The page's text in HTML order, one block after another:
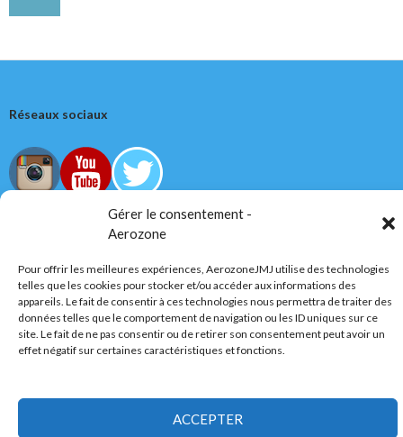
Gérer le consentement -
Aerozone
Pour offrir les meilleures expériences, AerozoneJMJ utilise des technologies
telles que les cookies pour stocker et/ou accéder aux informations des
appareils. Le fait de consentir à ces technologies nous permettra de traiter des
données telles que le comportement de navigation ou les ID uniques sur ce
site. Le fait de ne pas consentir ou de retirer son consentement peut avoir un
effet négatif sur certaines caractéristiques et fonctions.
ACCEPTER
Réseaux sociaux
AerozoneJMJ.fr© Mars 2006-Août 2026